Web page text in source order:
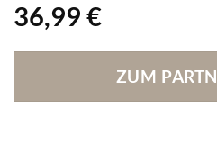
36,99 €
ZUM